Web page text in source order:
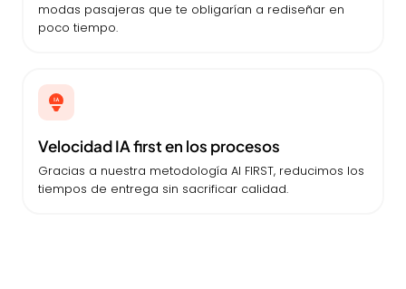
modas pasajeras que te obligarían a rediseñar en
poco tiempo.
Velocidad IA first en los procesos
Gracias a nuestra metodología AI FIRST, reducimos los
tiempos de entrega sin sacrificar calidad.